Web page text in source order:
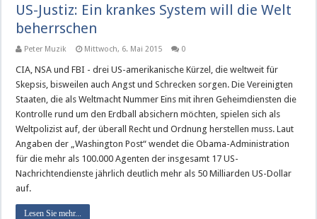
US-Justiz: Ein krankes System will die Welt
beherrschen
Peter Muzik Mittwoch, 6. Mai 2015 0
CIA, NSA und FBI - drei US-amerikanische Kürzel, die weltweit für
Skepsis, bisweilen auch Angst und Schrecken sorgen. Die Vereinigten
Staaten, die als Weltmacht Nummer Eins mit ihren Geheimdiensten die
Kontrolle rund um den Erdball absichern möchten, spielen sich als
Weltpolizist auf, der überall Recht und Ordnung herstellen muss. Laut
Angaben der „Washington Post“ wendet die Obama-Administration
für die mehr als 100.000 Agenten der insgesamt 17 US-
Nachrichtendienste jährlich deutlich mehr als 50 Milliarden US-Dollar
auf.
Lesen Sie mehr...